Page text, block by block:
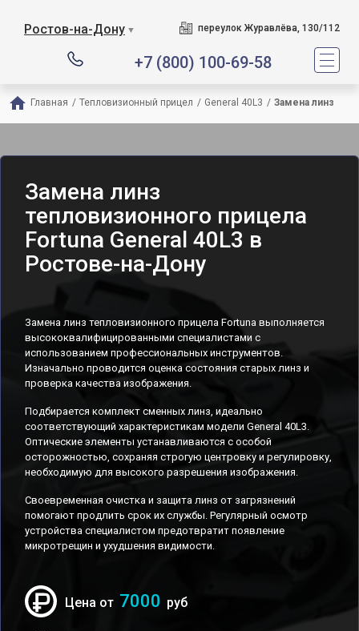
Ростов-на-Дону ▼ переулок Журавлёва, 130/112
+7 (800) 100-69-58
Главная / Тепловизионный прицел / General 40L3 / Замена линз
Замена линз
тепловизионного прицела
Fortuna General 40L3 в
Ростове-на-Дону
Замена линз тепловизионного прицела Fortuna выполняется
высококвалифицированными специалистами с
использованием профессиональных инструментов.
Изначально проводится оценка состояния старых линз и
проверка качества изображения.
Подбирается комплект сменных линз, идеально
соответствующий характеристикам модели General 40L3.
Оптические элементы устанавливаются с особой
осторожностью, сохраняя строгую центровку и регулировку,
необходимую для высокого разрешения изображения.
Своевременная очистка и защита линз от загрязнений
помогают продлить срок их службы. Регулярный осмотр
устройства специалистом предотвратит появление
микротрещин и ухудшения видимости.
Цена от 7000 руб